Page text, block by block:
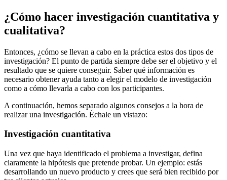
¿Cómo hacer investigación cuantitativa y
cualitativa?
Entonces, ¿cómo se llevan a cabo en la práctica estos dos tipos de
investigación? El punto de partida siempre debe ser el objetivo y el
resultado que se quiere conseguir. Saber qué información es
necesario obtener ayuda tanto a elegir el modelo de investigación
como a cómo llevarla a cabo con los participantes.
A continuación, hemos separado algunos consejos a la hora de
realizar una investigación. Échale un vistazo:
Investigación cuantitativa
Una vez que haya identificado el problema a investigar, defina
claramente la hipótesis que pretende probar. Un ejemplo: estás
desarrollando un nuevo producto y crees que será bien recibido por